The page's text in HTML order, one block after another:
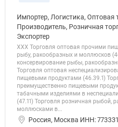
Импортер, Логистика, Оптовая
Производитель, Розничная
Экспортер
ХХХ Торговля оптовая прочими
рыбу, ракообразных и моллюсков
консервирование рыбы,
Торговля оптовая
пищевыми продуктами (46.39.1)
преимущественно пищевыми
табачными изделиями в
(47.11) Торговля розничная рыбой,
моллюсками в...
Россия, Москва ИНН: